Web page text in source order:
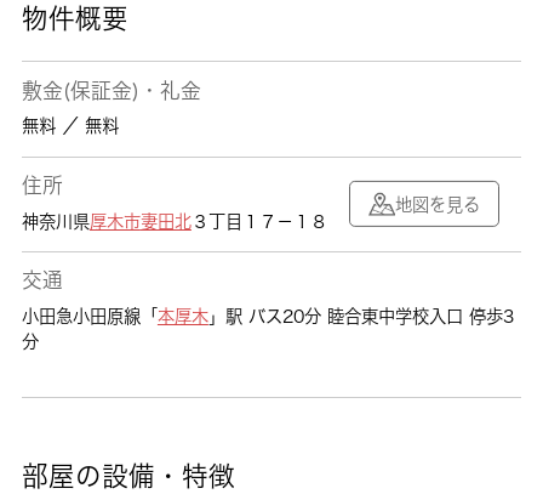
物件概要
敷金(保証金)・礼金
無料 ／ 無料
住所
神奈川県厚木市妻田北３丁目１７－１８
地図を見る
交通
小田急小田原線「 本厚木」駅 バス20分 睦合東中学校入口 停歩3
分
部屋の設備・特徴